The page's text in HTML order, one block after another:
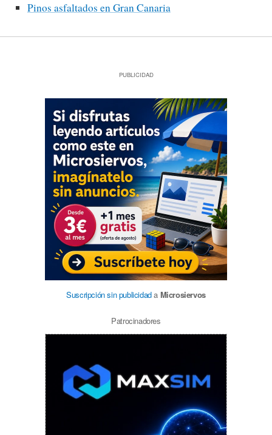
Pinos asfaltados en Gran Canaria
PUBLICIDAD
Suscripción sin publicidada Microsiervos
Patrocinadores